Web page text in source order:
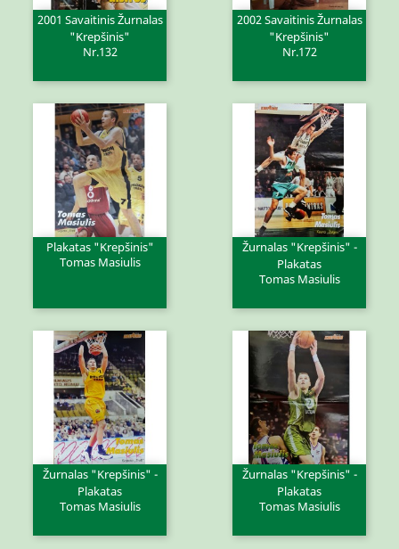
2001 Savaitinis Žurnalas
"Krepšinis"
Nr.132
2002 Savaitinis Žurnalas
"Krepšinis"
Nr.172
Plakatas "Krepšinis"
Tomas Masiulis
Žurnalas "Krepšinis" -
Plakatas
Tomas Masiulis
Žurnalas "Krepšinis" -
Plakatas
Tomas Masiulis
Žurnalas "Krepšinis" -
Plakatas
Tomas Masiulis